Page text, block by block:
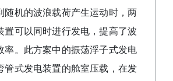
随机的波浪载荷产生运动时，两
置可以同时进行发电，提高了波
率。此方案中的振荡浮子式发电
管式发电装置的舱室压载，在发